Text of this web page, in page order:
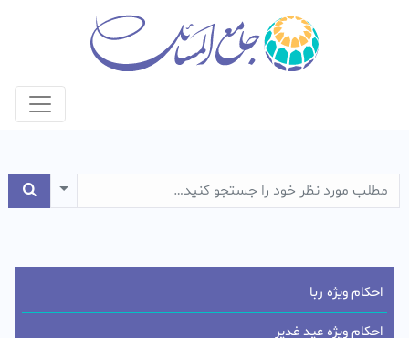
احکام ویژه ربا
احکام ویژه عید غدیر